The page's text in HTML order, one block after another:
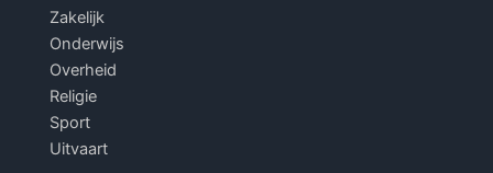
Zakelijk
Onderwijs
Overheid
Religie
Sport
Uitvaart